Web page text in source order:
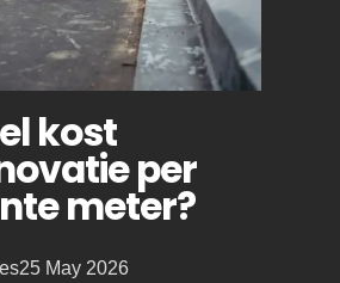
kost
per
meter?
25 May 2026